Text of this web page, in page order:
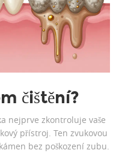
čištění?
nejprve zkontroluje vaše
přístroj. Ten zvukovou
bez poškození zubu.